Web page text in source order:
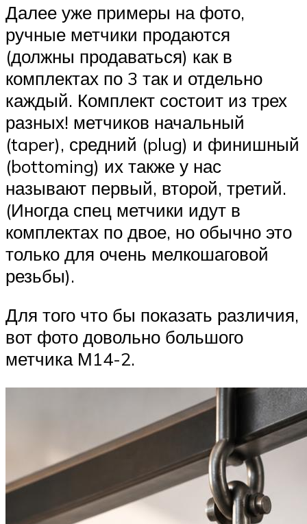
Далее уже примеры на фото,
ручные метчики продаются
(должны продаваться) как в
комплектах по 3 так и отдельно
каждый. Комплект состоит из трех
разных! метчиков начальный
(taper), средний (plug) и финишный
(bottoming) их также у нас
называют первый, второй, третий.
(Иногда спец метчики идут в
комплектах по двое, но обычно это
только для очень мелкошаговой
резьбы).
Для того что бы показать различия,
вот фото довольно большого
метчика М14-2.